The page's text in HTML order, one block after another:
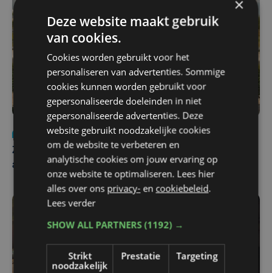
Nieuws Update
za 1 augustus | 17:21
Zwaar ongeval op E403 in Izegem: drie rijstroken
afgesloten
×
Deze website maakt gebruik
van cookies.
Cookies worden gebruikt voor het
personaliseren van advertenties. Sommige
cookies kunnen worden gebruikt voor
gepersonaliseerde doeleinden in niet
gepersonaliseerde advertenties. Deze
website gebruikt noodzakelijke cookies
om de website te verbeteren en
analytische cookies om jouw ervaring op
onze website te optimaliseren. Lees hier
alles over ons privacy- en cookiebeleid.
Lees verder
SHOW ALL PARTNERS(1192) →
Strikt
noodzakelijk
Prestatie Targeting